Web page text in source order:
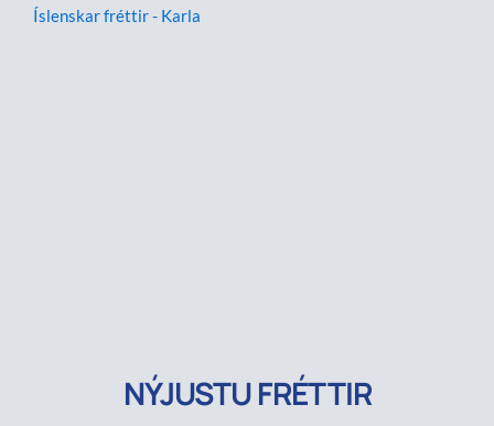
Íslenskar fréttir - Karla
NÝJUSTU FRÉTTIR